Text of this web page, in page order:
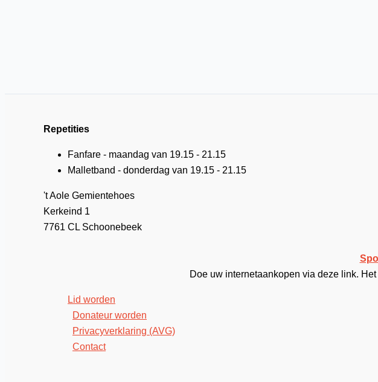
Repetities
Fanfare - maandag van 19.15 - 21.15
Malletband - donderdag van 19.15 - 21.15
't Aole Gemientehoes
Kerkeind 1
7761 CL Schoonebeek
Doe uw internetaankopen via deze link.
Lid worden
Donateur worden
Privacyverklaring (AVG)
Contact